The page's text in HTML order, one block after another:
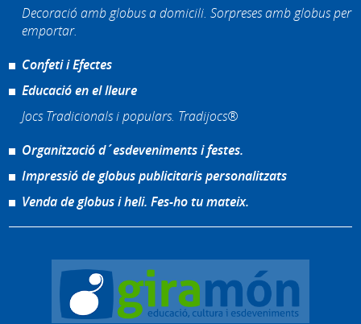
Decoració amb globus a domicili. Sorpreses amb globus per
emportar.
Confeti i Efectes
Educació en el lleure
Jocs Tradicionals i populars. Tradijocs®
Organització d´esdeveniments i festes.
Impressió de globus publicitaris personalitzats
Venda de globus i heli. Fes-ho tu mateix.